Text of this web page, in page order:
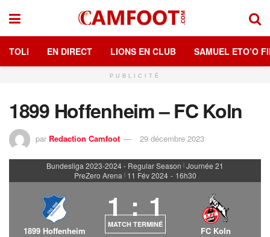
TOLI EN DIRECT LIONS EN CLUB SAMUEL ETO’O
PUBLICITÉ
1899 Hoffenheim – FC Koln
par Redaction Camfoot 29 décembre 2023
Bundesliga 2023-2024 - Regular Season | Journée 21
PreZero Arena | 11 Fév 2024 - 16h30
1899 Hoffenheim
1 : 1
MATCH TERMINÉ
FC Koln